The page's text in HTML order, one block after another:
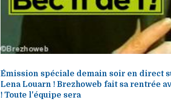
Émission spéciale demain soir en direct
Lena Louarn ! Brezhoweb fait sa rentrée
! Toute l'équipe sera